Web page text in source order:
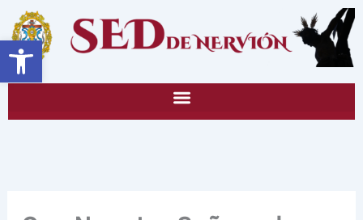
Abrir barra de herramientas
contenido